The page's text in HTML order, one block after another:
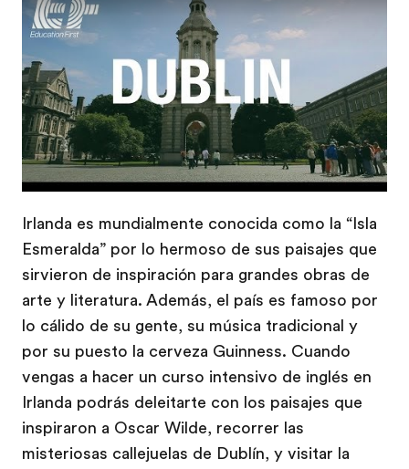
Irlanda es mundialmente conocida como la “Isla
Esmeralda” por lo hermoso de sus paisajes que
sirvieron de inspiración para grandes obras de
arte y literatura. Además, el país es famoso por
lo cálido de su gente, su música tradicional y
por su puesto la cerveza Guinness. Cuando
vengas a hacer un curso intensivo de inglés en
Irlanda podrás deleitarte con los paisajes que
inspiraron a Oscar Wilde, recorrer las
misteriosas callejuelas de Dublín, y visitar la